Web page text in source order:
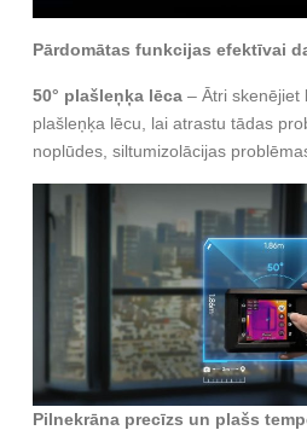
Pārdomātas funkcijas efektīvai
50° plašleņķa lēca – Ātri skenējiet
plašleņķa lēcu, lai atrastu tādas
noplūdes, siltumizolācijas
Pilnekrāna precīzs un plašs